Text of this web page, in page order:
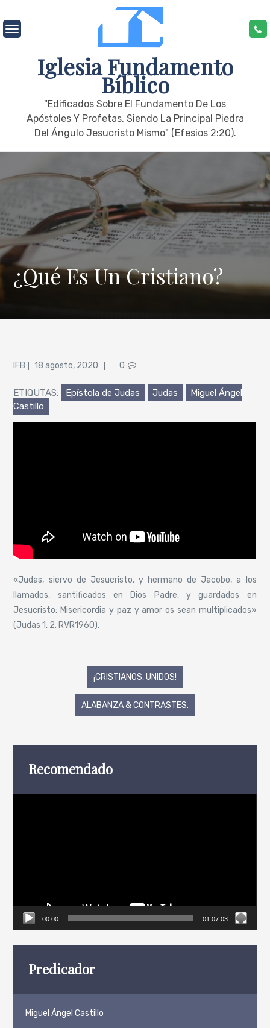
to
content
Iglesia Fundamento
Bíblico
"edificados Sobre El Fundamento De Los
Apóstoles Y Profetas, Siendo La Principal Piedra
Del Ángulo Jesucristo Mismo" (Efesios 2:20).
¿Qué Es Un Cristiano?
IFB
Posted
18 agosto, 2020 0
ETIQUTAS: Epístola de Judas Judas
Miguel Ángel
Castillo
«Judas, siervo de Jesucristo, y hermano de Jacobo, a los
llamados, santificados en Dios Padre, y guardados en
Jesucristo: Misericordia y paz y amor os sean multiplicados»
(Judas 1, 2. RVR1960).
Navegación¡CRISTIANOS, UNIDOS!
ALABANZA & CONTRASTES.
Recomendado
00:00 01:07:03
Predicador
Miguel Ángel Castillo